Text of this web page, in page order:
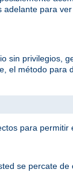
para
sin privilegios,
el método para
para permitir
se percate de